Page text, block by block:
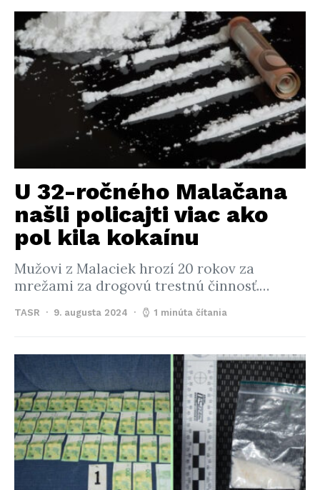
U 32-ročného Malačana
našli policajti viac ako
pol kila kokaínu
Mužovi z Malaciek hrozí 20 rokov za
mrežami za drogovú trestnú činnosť.…
TASR 9. augusta 2024 1 minúta čítania